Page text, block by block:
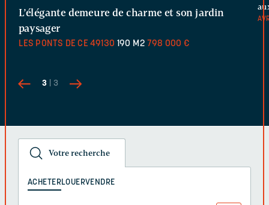
3 | 3
L’élégante demeure de charme et son jardin
paysager
LES PONTS DE CE49130 190 M2 798 000 €
Votre recherche
ACHETERLOUERVENDRE